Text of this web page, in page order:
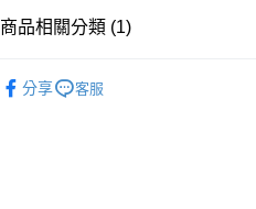
３．安心：先確認商品／服務後，再付款。
１．於結帳方式選擇「AFTEE先享後付」
付」結帳頁面，進行簡訊認證並確認金額
每筆NT$120，滿NT$888(含以上)免
商品相關分類 (1)
分享
客服